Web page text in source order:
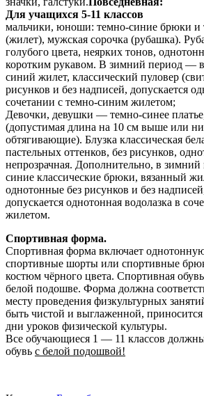
Для учащихся 5-11 классов
мальчики, юноши: темно-синие брюки и
(жилет), мужская сорочка (рубашка).
голубого цвета, неярких тонов,
коротким рукавом. В зимний период —
синий жилет, классический пуловер
рисунков и без надписей, допускается
сочетании с темно-синим жилетом;
Девочки, девушки — темно-синее
(допустимая длина на 10 см выше или
обтягивающие). Блузка классическая
пастельных оттенков, без рисунков,
непрозрачная. Дополнительно, в
синие классические брюки, вязанный
однотонные без рисунков и без
допускается однотонная водолазка в
жилетом.
Спортивная форма.
Спортивная форма включает
спортивные шорты или спортивные
костюм чёрного цвета. Спортивная
белой подошве. Форма должна
месту проведения физкультурных
быть чистой и выглаженной,
дни уроков физической культуры.
Все обучающиеся 1 — 11 классов
обувь с белой подошвой!